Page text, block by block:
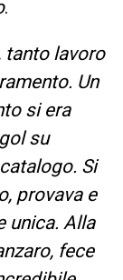
.
tanto lavoro
Un
si era
su
Si
provava e
unica. Alla
fece